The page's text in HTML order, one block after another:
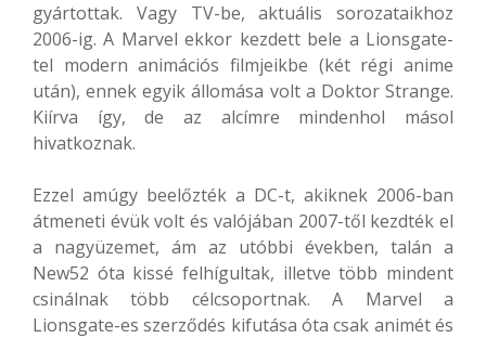
gyártottak. Vagy TV-be, aktuális sorozataikhoz
2006-ig. A Marvel ekkor kezdett bele a Lionsgate-
tel modern animációs filmjeikbe (két régi anime
után), ennek egyik állomása volt a Doktor Strange.
Kiírva így, de az alcímre mindenhol másol
hivatkoznak.
Ezzel amúgy beelőzték a DC-t, akiknek 2006-ban
átmeneti évük volt és valójában 2007-től kezdték el
a nagyüzemet, ám az utóbbi években, talán a
New52 óta kissé felhígultak, illetve több mindent
csinálnak több célcsoportnak. A Marvel a
Lionsgate-es szerződés kifutása óta csak animét és